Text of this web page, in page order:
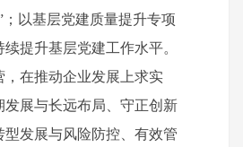
；以基层党建质量提升专项
提升基层党建工作水平。
，在推动企业发展上求实
发展与长远布局、守正创新
型发展与风险防控、有效管